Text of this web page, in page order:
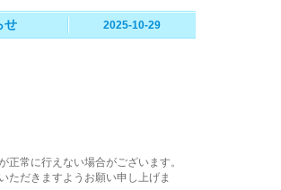
せ 2025-10-29
常に行えない場合がございます。
ただきますようお願い申し上げま